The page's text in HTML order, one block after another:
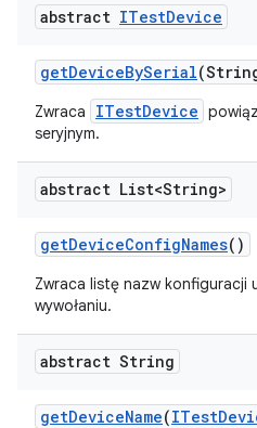
abstract ITestDevice
getDeviceBySerial
Zwraca ITestDevice
seryjnym.
abstract List<String>
getDeviceConfigNames()
Zwraca listę nazw konfiguracji
wywołaniu.
abstract String
getDeviceName(ITest